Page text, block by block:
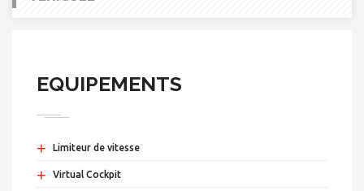
EQUIPEMENTS
+ Limiteur de vitesse
+ Virtual Cockpit